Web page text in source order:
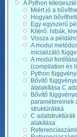
A Python
Miért jó a
Hogyan
Egy egyszerű
Kitérő: hibák,
Vissza a
A modul
inicializáló
A modul
(compilation és
Python
Bővítő
átalakítása C
Bővítő
paramétereinek
struktúrákká
C
alakítása